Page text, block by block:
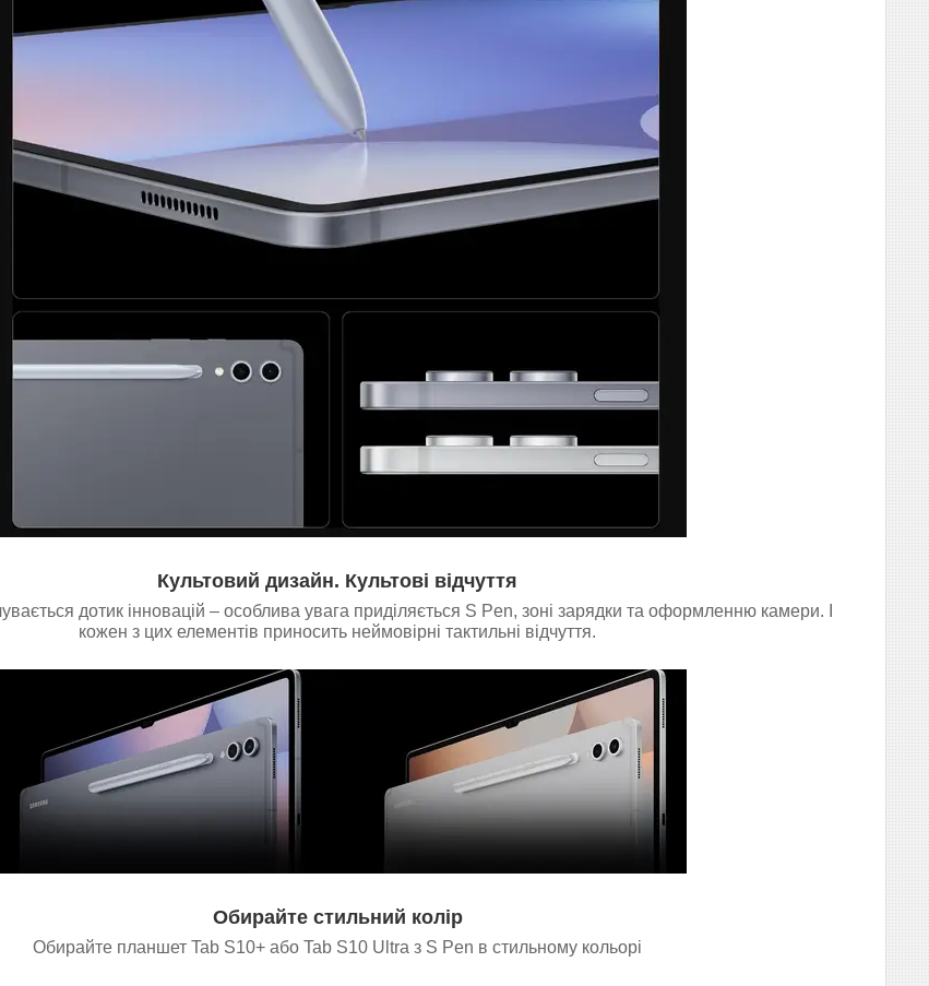
Культовий дизайн. Культові відчуття
дотик інновацій – особлива увага приділяється S Pen, зоні зарядки та оформленню камери. І
кожен з цих елементів приносить неймовірні тактильні відчуття.
Обирайте стильний колір
Обирайте планшет Tab S10+ або Tab S10 Ultra з S Pen в стильному кольорі